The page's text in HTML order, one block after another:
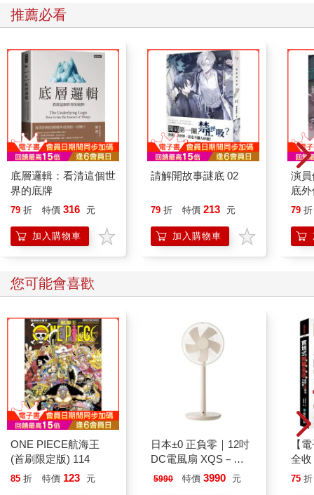
如果還想不透，就去水邊連廊走一趟。陽光來時，你會看見三個
自己，一個是牆上影、一個是水中影，另一個才是真實的自己。
陽光走了，只剩下水邊的自己，其他都只是投射。
從前想不通的，在水月道場，彷彿清晰了。
＠參觀時間：早上九點到下午四點。
農禪寺常有禪修、點燈活動，可參考網站：http://ncmd.org.tw
MAP
農禪寺
地址：台北市北投區大業路六十五巷八十九號 TEL：02-2893-
3161
0403 苦楝開花—城市裡的一抹淺笑
如果不注意，我們很容易就錯過苦楝。她不像阿勃勒那樣鮮豔張
揚、鳳凰木燒紅半邊天，苦楝優雅的枝葉與花朵，細細碎碎，隨
風飄搖。是城市裡一抹安靜的微笑。
四月是苦楝的花期，台北有很多地方可以瞥見這一抹微笑。關渡
自行車步道上，就有苦楝可賞，苦楝長在河岸上，樹冠層跟車道
一樣高，很難得可以細細欣賞苦楝小巧的花型。
台灣大學裡也有苦楝，農藝系門口的兩棵大苦楝，不只苦楝開得
美，連一旁的紫藤花也從自己的架子往向苦楝，花朵繁複到分不
出彼此。
推薦必看
底層邏輯：看清這個世
界的底牌
79 折 特價 316 元
加入購物車
請解開故事謎底 02
79 折 特價 213 元
加入購物車
演
底
79 折
您可能會喜歡
ONE PIECE航海王
(首刷限定版) 114
85 折 特價 123 元
日本±0 正負零｜12吋
DC電風扇 XQS－
Y620 象牙白
5990 特價 3990 元
【
全
用
75 折